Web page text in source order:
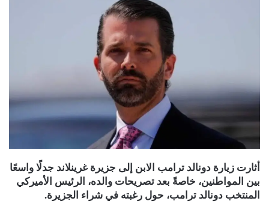
أثارت زيارة دونالد ترامب الابن إلى جزيرة غرينلاند جدلًا واسعًا
بين المواطنين، خاصةً بعد تصريحات والده، الرئيس الأميركي
المنتخب دونالد ترامب، حول رغبته في شراء الجزيرة.